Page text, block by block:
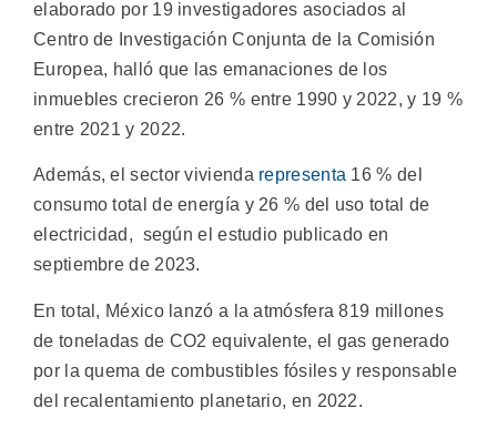
elaborado por 19 investigadores asociados al
Centro de Investigación Conjunta de la Comisión
Europea, halló que las emanaciones de los
inmuebles crecieron 26 % entre 1990 y 2022, y 19 %
entre 2021 y 2022.
Además, el sector vivienda representa 16 % del
consumo total de energía y 26 % del uso total de
electricidad, según el estudio publicado en
septiembre de 2023.
En total, México lanzó a la atmósfera 819 millones
de toneladas de CO2 equivalente, el gas generado
por la quema de combustibles fósiles y responsable
del recalentamiento planetario, en 2022.